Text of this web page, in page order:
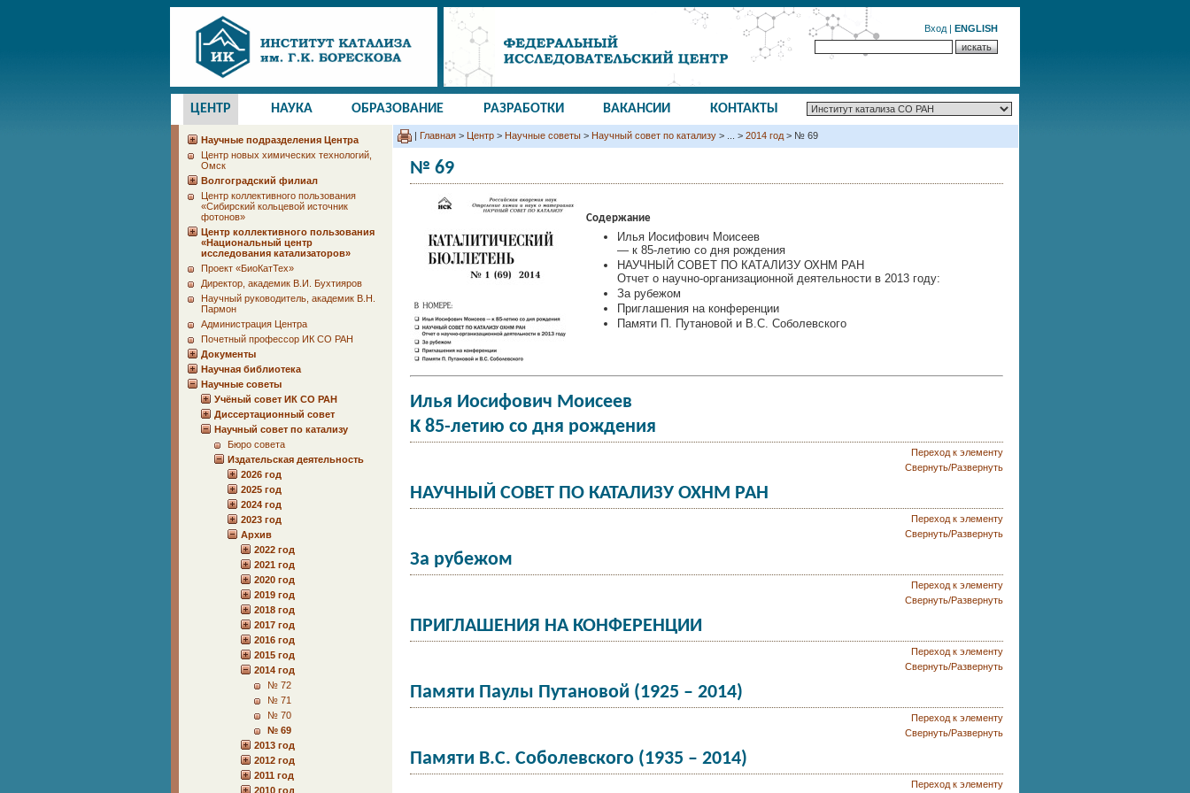
Вход | ENGLISH
ЦЕНТР НАУКА ОБРАЗОВАНИЕ РАЗРАБОТКИ ВАКАНСИИ КОНТАКТЫ
Научные подразделения Центра
Центр новых химических технологий,
Омск
Волгоградский филиал
Центр коллективного пользования
«Сибирский кольцевой источник
фотонов»
Центр коллективного пользования
«Национальный центр
исследования катализаторов»
Проект «БиоКатТех»
Директор, академик В.И. Бухтияров
Научный руководитель, академик В.Н.
Пармон
Администрация Центра
Почетный профессор ИК СО РАН
Документы
Научная библиотека
Научные советы
Учёный совет ИК СО РАН
Диссертационный совет
Научный совет по катализу
Бюро совета
Издательская деятельность
2026 год
2025 год
2024 год
2023 год
Архив
2022 год
2021 год
2020 год
2019 год
2018 год
2017 год
2016 год
2015 год
2014 год
№ 72
№ 71
№ 70
№ 69
2013 год
2012 год
2011 год
2010 год
| Главная > Центр > Научные советы > Научный совет по катализу > ... > 2014 год > № 69
№ 69
Содержание
Илья Иосифович Моисеев
— к 85-летию со дня рождения
НАУЧНЫЙ СОВЕТ ПО КАТАЛИЗУ ОХНМ РАН
Отчет о научно-организационной деятельности в 2013 году:
За рубежом
Приглашения на конференции
Памяти П. Путановой и В.С. Соболевского
Илья Иосифович Моисеев
К 85-летию со дня рождения
Переход к элементу
Свернуть/Развернуть
НАУЧНЫЙ СОВЕТ ПО КАТАЛИЗУ ОХНМ РАН
Переход к элементу
Свернуть/Развернуть
За рубежом
Переход к элементу
Свернуть/Развернуть
ПРИГЛАШЕНИЯ НА КОНФЕРЕНЦИИ
Переход к элементу
Свернуть/Развернуть
Памяти Паулы Путановой (1925 – 2014)
Переход к элементу
Свернуть/Развернуть
Памяти В.С. Соболевского (1935 – 2014)
Переход к элементу